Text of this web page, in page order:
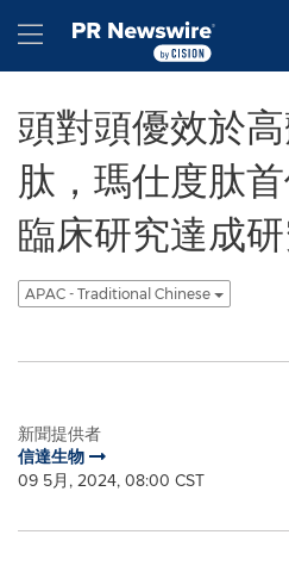
Hamburger menu
頭對頭優效於
肽，瑪仕度肽
臨床研究達成
APAC - Traditional Chinese
新聞提供者
信達生物
09 5月, 2024, 08:00 CST